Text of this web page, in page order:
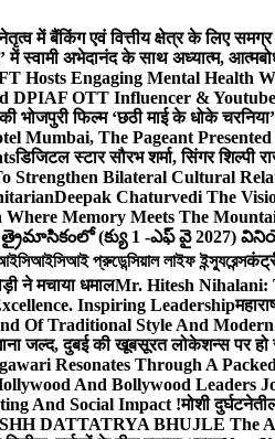
में बैंकिंग एवं वित्तीय क्षेत्र के लिए
स्वामी अभेदानंद के साथ अध्यात्म,
Hosts Engaging Mental Health
DPIAF OTT Influencer &
की भोजपुरी फिल्म ‘छठी माई के धोके
Mumbai, The Pageant
डिजिटल स्टार सौरभ शर्मा, सिंगर शिल्पी
Strengthen Bilateral Cultural
Deepak Chaturvedi The
Where Memory Meets The
(క్యు 1 -ఎఫ్ వై 2027)
প্রুডেন্সিয়াল লাইফ ইন্স্যুরেন্স
ने मचाया धमालMr. Hitesh Nihalani:
Inspiring Leadership
Of Traditional Style And
जल्द, दुबई की खूबसूरत लोकेशन्स पर हो
Resonates Through A
And Bollywood Leaders
And Social Impact !मोशी
DATTATRYA BHUJLE The